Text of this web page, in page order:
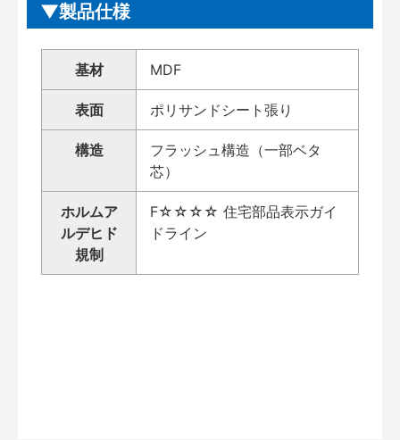
製品仕様
基材 MDF
表面 ポリサンドシート張り
構造
フラッシュ構造（一部ベタ
芯）
ホルムア
ルデヒド
規制
F☆☆☆☆ 住宅部品表示ガイ
ドライン